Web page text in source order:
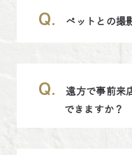
Q. ペットとの撮
Q.
遠方で事前来
できますか？